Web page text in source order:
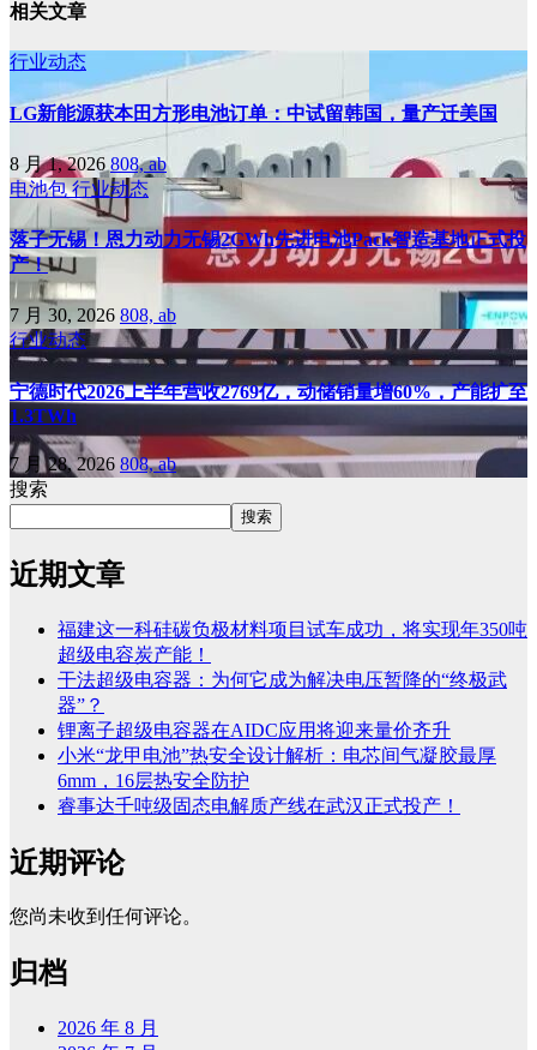
相关文章
行业动态
LG新能源获本田方形电池订单：中试留韩国，量产迁美国
8 月 1, 2026 808, ab
电池包行业动态
落子无锡！恩力动力无锡2GWh先进电池Pack智造基地正式投
产！
7 月 30, 2026 808, ab
行业动态
宁德时代2026上半年营收2769亿，动储销量增60%，产能扩至
1.3TWh
7 月 28, 2026 808, ab
搜索
搜索
近期文章
福建这一科硅碳负极材料项目试车成功，将实现年350吨
超级电容炭产能！
干法超级电容器：为何它成为解决电压暂降的“终极武
器”？
锂离子超级电容器在AIDC应用将迎来量价齐升
小米“龙甲电池”热安全设计解析：电芯间气凝胶最厚
6mm，16层热安全防护
睿事达千吨级固态电解质产线在武汉正式投产！
近期评论
您尚未收到任何评论。
归档
2026 年 8 月